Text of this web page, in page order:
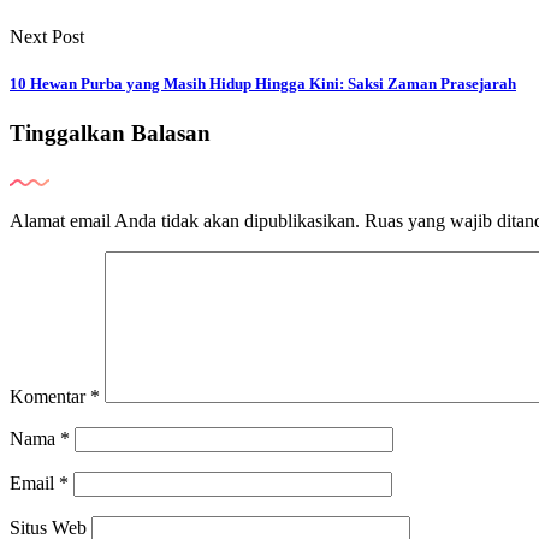
Next Post
10 Hewan Purba yang Masih Hidup Hingga Kini: Saksi Zaman Prasejarah
Tinggalkan Balasan
Alamat email Anda tidak akan dipublikasikan. Ruas yang wajib
Komentar *
Nama *
Email *
Situs Web